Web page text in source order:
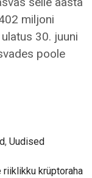
miljoni
30. juuni
poole
, Uudised
krüptoraha